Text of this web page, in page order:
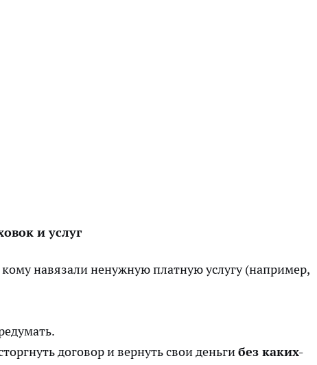
и услуг
навязали ненужную платную услугу (например,
договор и вернуть свои деньгибез каких-